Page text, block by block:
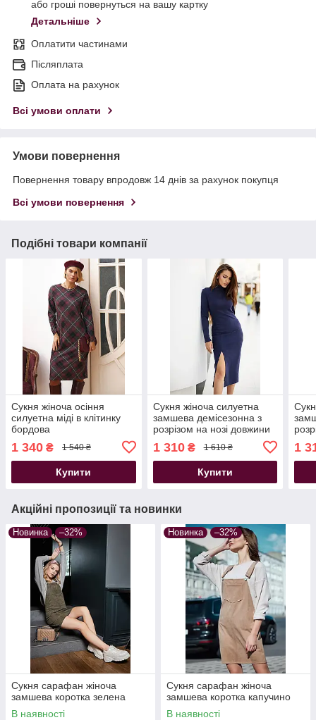
або гроші повернуться на вашу картку
Детальніше
Оплатити частинами
Післяплата
Оплата на рахунок
Всі умови оплати
Умови повернення
Повернення товару впродовж 14 днів за рахунок покупця
Всі умови повернення
Подібні товари компанії
Сукня жіноча осіння
силуетна міді в клітинку
бордова
1 340 ₴ 1 540 ₴
Купити
Сукня жіноча силуетна
замшева демісезонна з
розрізом на нозі довжини
1 310₴ 1 610 ₴
Купити
1
Акційні пропозиції та новинки
Новинка –32%
Сукня сарафан жіноча
замшева коротка зелена
В наявності
Новинка –32%
Сукня сарафан жіноча
замшева коротка капучино
В наявності